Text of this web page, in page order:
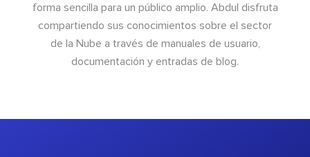
forma sencilla para un público amplio. Abdul disfruta
compartiendo sus conocimientos sobre el sector
de la Nube a través de manuales de usuario,
documentación y entradas de blog.